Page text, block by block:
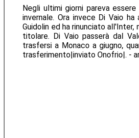
Negli ultimi giorni pareva
invernale. Ora invece Di Vaio
Guidolin ed ha rinunciato
titolare. Di Vaio passerà dal
trasfersi a Monaco a giugno,
trasferimento|inviato Onofrio|. -